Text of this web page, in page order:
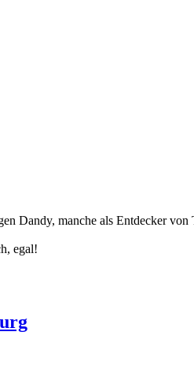
Dandy, manche als Entdecker
egal!